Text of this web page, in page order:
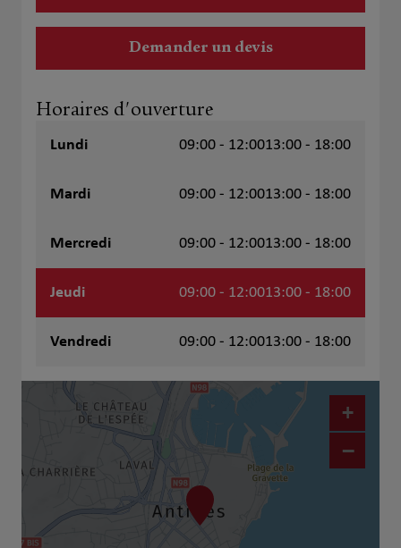
Demander un devis
Horaires d'ouverture
Lundi 09:00 - 12:0013:00 - 18:00
Mardi 09:00 - 12:0013:00 - 18:00
Mercredi 09:00 - 12:0013:00 - 18:00
Jeudi 09:00 - 12:0013:00 - 18:00
Vendredi 09:00 - 12:0013:00 - 18:00
+
−